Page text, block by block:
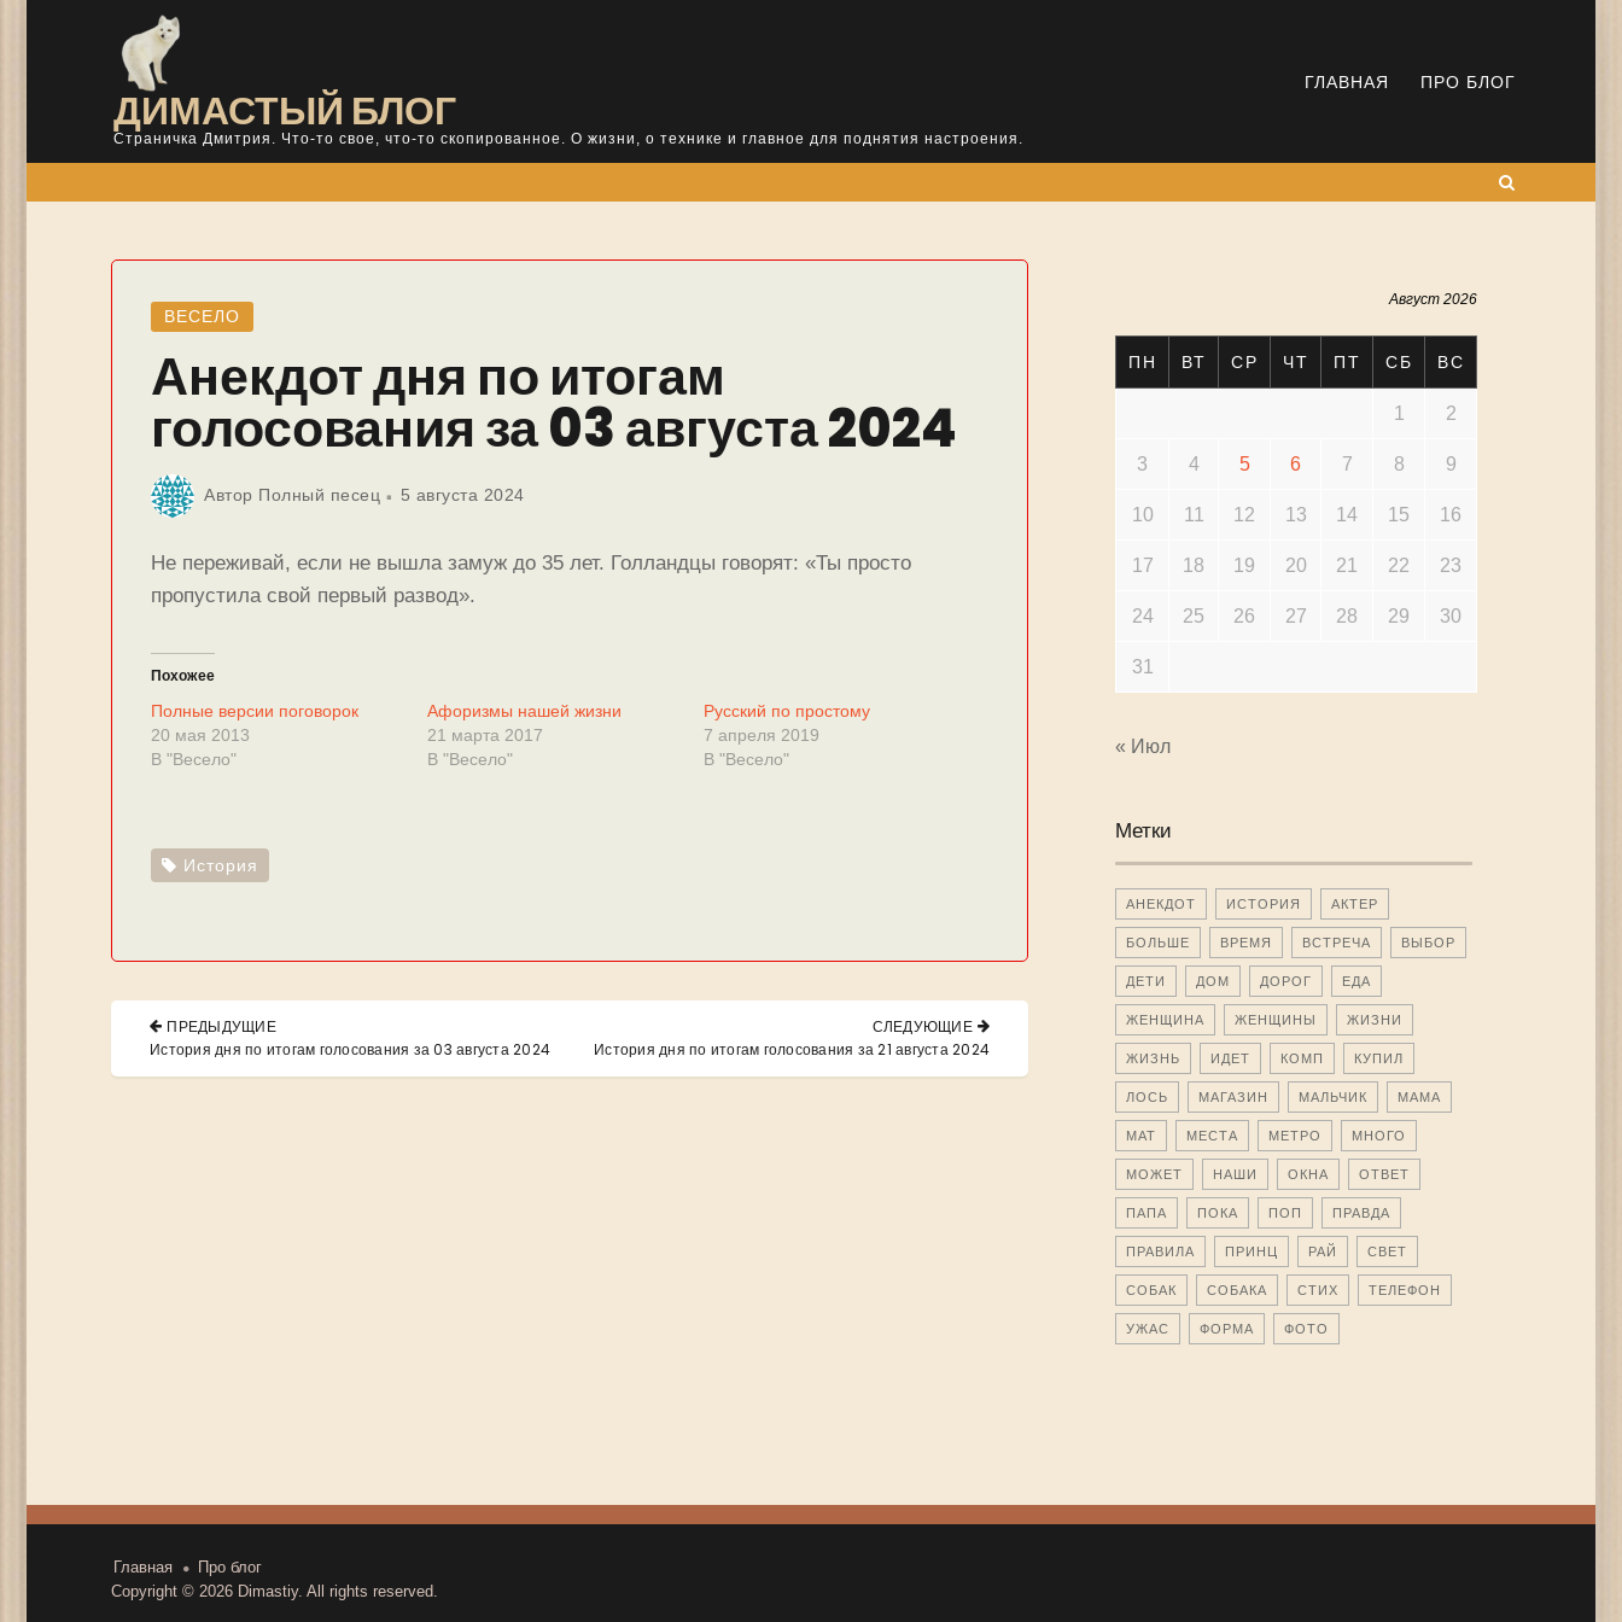
ДИМАСТЫЙ БЛОГ
Страничка Дмитрия. Что-то свое, что-то скопированное. О жизни, о технике и главное для поднятия настроения.
ГЛАВНАЯ ПРО БЛОГ
ВЕСЕЛО
Анекдот дня по итогам
голосования за 03 августа 2024
Автор Полный песец 5 августа 2024
Не переживай, если не вышла замуж до 35 лет. Голландцы говорят: «Ты просто
пропустила свой первый развод».
Похожее
Полные версии поговорок
20 мая 2013
В "Весело"
Афоризмы нашей жизни
21 марта 2017
В "Весело"
Русский по простому
7 апреля 2019
В "Весело"
История
Навигация
записям
ПРЕДЫДУЩИЕ
PREVIOUS
POST:
История дня по итогам голосования за 03 августа 2024
СЛЕДУЮЩИЕ
NEXT
POST:
История дня по итогам голосования за 21 августа 2024
Август 2026
ПН ВТ СР ЧТ ПТ СБ ВС
1 2
3 4 5 6 7 8 9
10 11 12 13 14 15 16
17 18 19 20 21 22 23
24 25 26 27 28 29 30
31
« Июл
Метки
АНЕКДОТ ИСТОРИЯ АКТЕР
БОЛЬШЕ ВРЕМЯ ВСТРЕЧА ВЫБОР
ДЕТИ ДОМ ДОРОГ ЕДА
ЖЕНЩИНА ЖЕНЩИНЫ ЖИЗНИ
ЖИЗНЬ ИДЕТ КОМП КУПИЛ
ЛОСЬ МАГАЗИН МАЛЬЧИК МАМА
МАТ МЕСТА МЕТРО МНОГО
МОЖЕТ НАШИ ОКНА ОТВЕТ
ПАПА ПОКА ПОП ПРАВДА
ПРАВИЛА ПРИНЦ РАЙ СВЕТ
СОБАК СОБАКА СТИХ ТЕЛЕФОН
УЖАС ФОРМА ФОТО
Главная
Про блог
Copyright © 2026 Dimastiy. All rights reserved.